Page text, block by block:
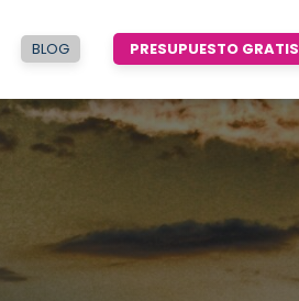
BLOG PRESUPUESTO GRATIS